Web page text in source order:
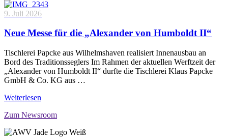
9. Juli 2026
Neue Messe für die „Alexander von Humboldt II“
Tischlerei Papcke aus Wilhelmshaven realisiert Innenausbau an
Bord des Traditionsseglers Im Rahmen der aktuellen Werftzeit der
„Alexander von Humboldt II“ durfte die Tischlerei Klaus Papcke
GmbH & Co. KG aus …
Weiterlesen
Zum Newsroom